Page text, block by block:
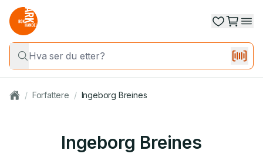
/ Forfattere / Ingeborg Breines
Ingeborg Breines